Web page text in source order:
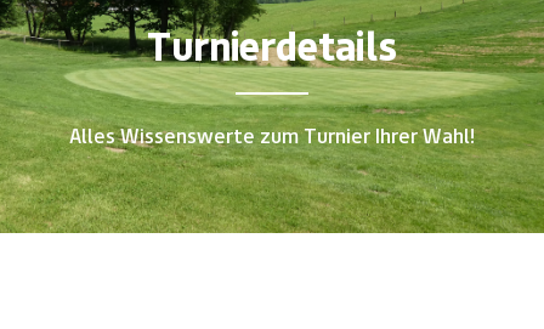
Turnierdetails
Alles Wissenswerte zum Turnier Ihrer Wahl!